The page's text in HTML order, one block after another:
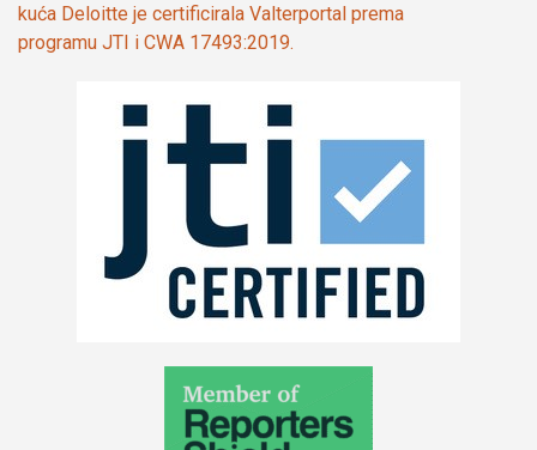
kuća Deloitte je certificirala Valterportal prema
programu JTI i CWA 17493:2019.